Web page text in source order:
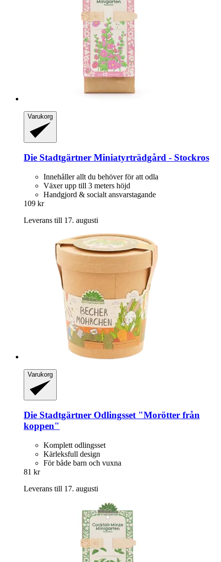
Varukorg
Die Stadtgärtner Miniatyrträdgård -​ Stockros
Innehåller allt du behöver för att odla
Växer upp till 3 meters höjd
Handgjord & socialt ansvarstagande
109 kr
Leverans till 17. augusti
Varukorg
Die Stadtgärtner Odlingsset "Morötter från
koppen"
Komplett odlingsset
Kärleksfull design
För både barn och vuxna
81 kr
Leverans till 17. augusti